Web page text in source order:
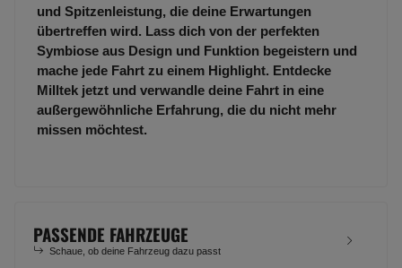
und Spitzenleistung, die deine Erwartungen
übertreffen wird. Lass dich von der perfekten
Symbiose aus Design und Funktion begeistern und
mache jede Fahrt zu einem Highlight. Entdecke
Milltek jetzt und verwandle deine Fahrt in eine
außergewöhnliche Erfahrung, die du nicht mehr
missen möchtest.
PASSENDE FAHRZEUGE
Schaue, ob deine Fahrzeug dazu passt